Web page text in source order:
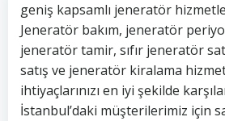
geniş kapsamlı jeneratör
Jeneratör bakım, jeneratör
jeneratör tamir, sıfır jeneratör
satış ve jeneratör kiralama
ihtiyaçlarınızı en iyi şekilde
İstanbul’daki müşterilerimiz için